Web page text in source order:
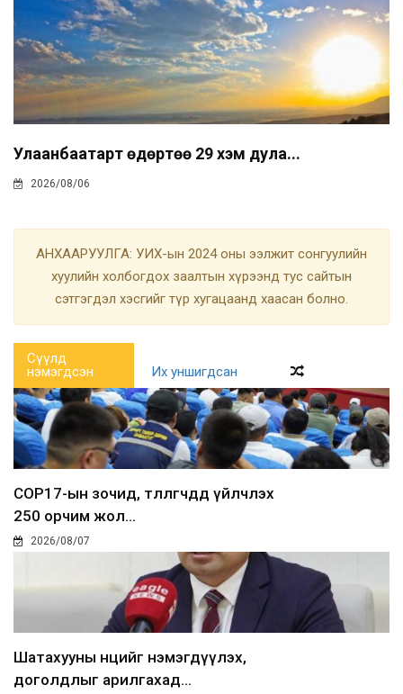
Улаанбаатарт өдөртөө 29 хэм дула...
2026/08/06
АНХААРУУЛГА: УИХ-ын 2024 оны ээлжит сонгуулийн
хуулийн холбогдох заалтын хүрээнд тус сайтын
сэтгэгдэл хэсгийг түр хугацаанд хаасан болно.
Сүүлд
нэмэгдсэн
Их уншигдсан
COP17-ын зочид, төлөөлөгчдөд үйлчлэх
250 орчим жол...
2026/08/07
Шатахууны нөөцийг нэмэгдүүлэх,
доголдлыг арилгахад...